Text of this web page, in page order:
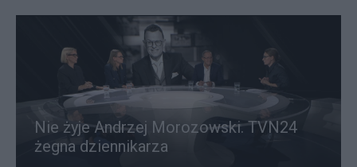
Nie żyje Andrzej Morozowski. TVN24
żegna dziennikarza